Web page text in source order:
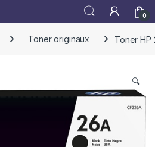
0
Toner originaux Toner HP
🔍